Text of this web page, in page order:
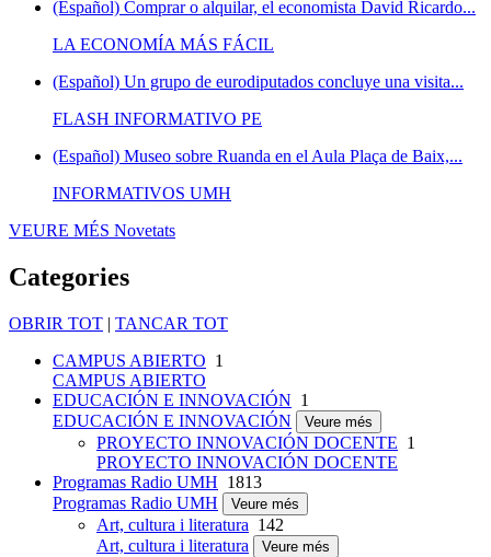
(Español) Comprar o alquilar, el economista David Ricardo...
LA ECONOMÍA MÁS FÁCIL
(Español) Un grupo de eurodiputados concluye una visita...
FLASH INFORMATIVO PE
(Español) Museo sobre Ruanda en el Aula Plaça de Baix,...
INFORMATIVOS UMH
VEURE MÉS Novetats
Categories
OBRIR TOT | TANCAR TOT
CAMPUS ABIERTO 1
CAMPUS ABIERTO
EDUCACIÓN E INNOVACIÓN 1
EDUCACIÓN E INNOVACIÓN
Veure més
PROYECTO INNOVACIÓN DOCENTE 1
PROYECTO INNOVACIÓN DOCENTE
Programas Radio UMH 1813
Programas Radio UMH
Veure més
Art, cultura i literatura 142
Art, cultura i literatura
Veure més